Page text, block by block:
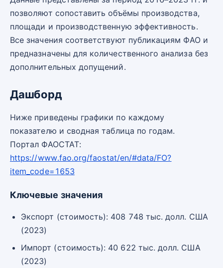
позволяют сопоставить объёмы производства,
площади и производственную эффективность.
Все значения соответствуют публикациям ФАО и
предназначены для количественного анализа без
дополнительных допущений.
Дашборд
Ниже приведены графики по каждому
показателю и сводная таблица по годам.
Портал ФАОСТАТ:
https://www.fao.org/faostat/en/#data/FO?
item_code=1653
Ключевые значения
Экспорт (стоимость): 408 748 тыс. долл. США
(2023)
Импорт (стоимость): 40 622 тыс. долл. США
(2023)